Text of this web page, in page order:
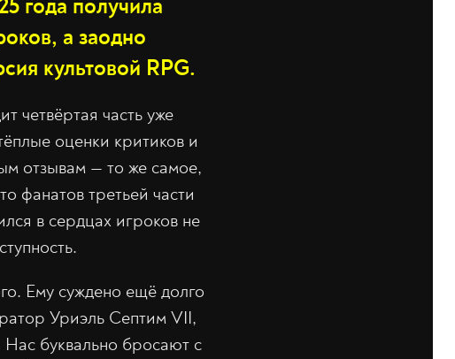
года получила
а заодно
культовой RPG.
часть уже
оценки критиков и
отзывам — то же самое,
фанатов третьей части
в сердцах игроков не
Ему суждено ещё долго
Уриэль Септим VII,
Нас буквально бросают с